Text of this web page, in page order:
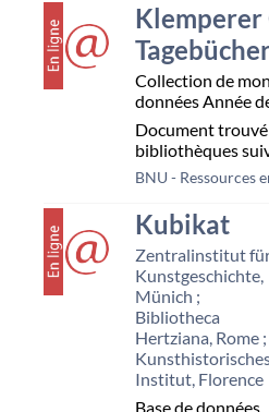
Klemperer
Collection de
donnéesAnnée
Document trouvé
bibliothèques
BNU - Ressources
Kubikat
Zentralinstitut
Kunstgeschichte,
Münich ;
Bibliotheca
Hertziana, Rome ;
Institut, Florence
Base de données